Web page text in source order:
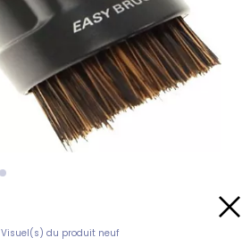
Visuel(s) du produit neuf